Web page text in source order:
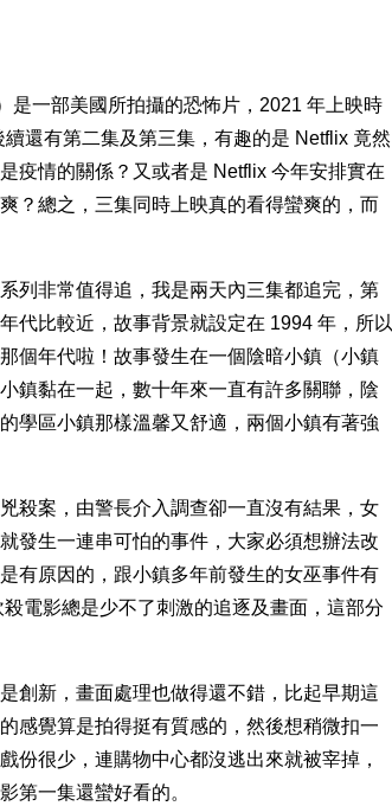
是一部美國所拍攝的恐怖片，2021 年上映時
還有第二集及第三集，有趣的是 Netflix 竟然
疫情的關係？又或者是 Netflix 今年安排實在
？總之，三集同時上映真的看得蠻爽的，而
列非常值得追，我是兩天內三集都追完，第
代比較近，故事背景就設定在 1994 年，所以
個年代啦！故事發生在一個陰暗小鎮（小鎮
鎮黏在一起，數十年來一直有許多關聯，陰
學區小鎮那樣溫馨又舒適，兩個小鎮有著強
殺案，由警長介入調查卻一直沒有結果，女
發生一連串可怕的事件，大家必須想辦法改
有原因的，跟小鎮多年前發生的女巫事件有
電影總是少不了刺激的追逐及畫面，這部分
創新，畫面處理也做得還不錯，比起早期這
感覺算是拍得挺有質感的，然後想稍微扣一
份很少，連購物中心都沒逃出來就被宰掉，
第一集還蠻好看的。